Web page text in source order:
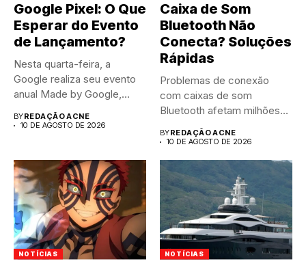
Google Pixel: O Que
Esperar do Evento
de Lançamento?
Nesta quarta-feira, a
Google realiza seu evento
anual Made by Google,
apresentando...
BYREDAÇÃO ACNE
10 DE AGOSTO DE 2026
Caixa de Som
Bluetooth Não
Conecta? Soluções
Rápidas
Problemas de conexão
com caixas de som
Bluetooth afetam milhões
de usuários...
BYREDAÇÃO ACNE
10 DE AGOSTO DE 2026
NOTÍCIAS NOTÍCIAS